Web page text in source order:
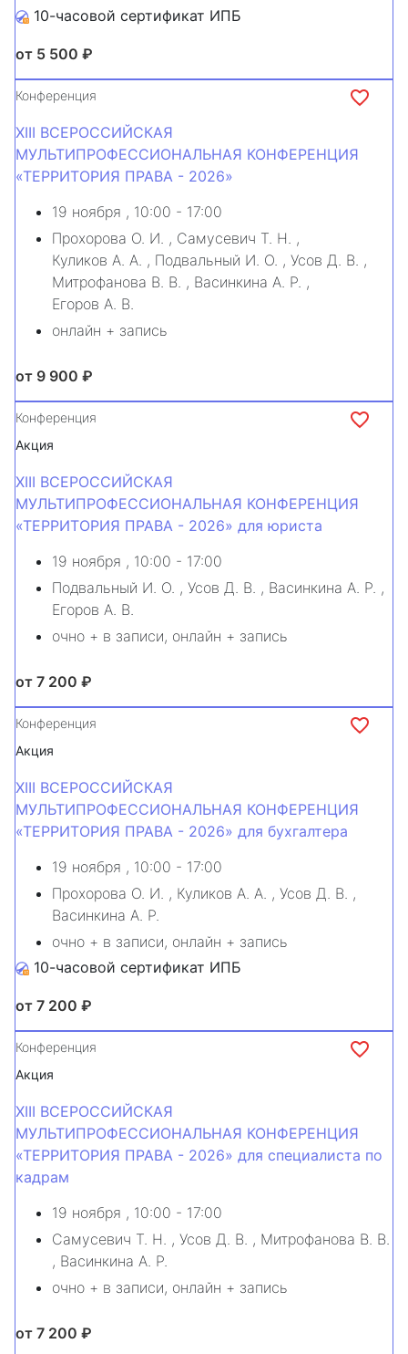
10-часовой сертификат ИПБ
от 5 500 ₽
Конференция
XIII ВСЕРОССИЙСКАЯ
МУЛЬТИПРОФЕССИОНАЛЬНАЯ КОНФЕРЕНЦИЯ
«ТЕРРИТОРИЯ ПРАВА - 2026»
19 ноября , 10:00 - 17:00
Прохорова О. И. , Самусевич Т. Н. ,
Куликов А. А. , Подвальный И. О. , Усов Д. В. ,
Митрофанова В. В. , Васинкина А. Р. ,
Егоров А. В.
онлайн + запись
от 9 900 ₽
Конференция
Акция
XIII ВСЕРОССИЙСКАЯ
МУЛЬТИПРОФЕССИОНАЛЬНАЯ КОНФЕРЕНЦИЯ
«ТЕРРИТОРИЯ ПРАВА - 2026» для юриста
19 ноября , 10:00 - 17:00
Подвальный И. О. , Усов Д. В. , Васинкина А. Р. ,
Егоров А. В.
очно + в записи, онлайн + запись
от 7 200 ₽
Конференция
Акция
XIII ВСЕРОССИЙСКАЯ
МУЛЬТИПРОФЕССИОНАЛЬНАЯ КОНФЕРЕНЦИЯ
«ТЕРРИТОРИЯ ПРАВА - 2026» для бухгалтера
19 ноября , 10:00 - 17:00
Прохорова О. И. , Куликов А. А. , Усов Д. В. ,
Васинкина А. Р.
очно + в записи, онлайн + запись
10-часовой сертификат ИПБ
от 7 200 ₽
Конференция
Акция
XIII ВСЕРОССИЙСКАЯ
МУЛЬТИПРОФЕССИОНАЛЬНАЯ КОНФЕРЕНЦИЯ
«ТЕРРИТОРИЯ ПРАВА - 2026» для специалиста по
кадрам
19 ноября , 10:00 - 17:00
Самусевич Т. Н. , Усов Д. В. , Митрофанова В. В.
, Васинкина А. Р.
очно + в записи, онлайн + запись
от 7 200 ₽